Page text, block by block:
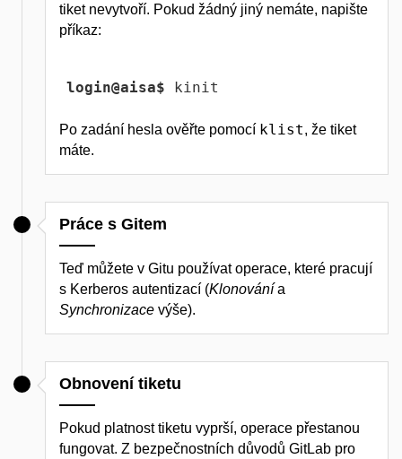
tiket nevytvoří. Pokud žádný jiný nemáte, napište
příkaz:
login@aisa$ kinit
Po zadání hesla ověřte pomocí klist, že tiket
máte.
Práce s Gitem
Teď můžete v Gitu používat operace, které pracují
s Kerberos autentizací (Klonovánía
Synchronizace výše).
Obnovení tiketu
Pokud platnost tiketu vyprší, operace přestanou
fungovat. Z bezpečnostních důvodů GitLab pro